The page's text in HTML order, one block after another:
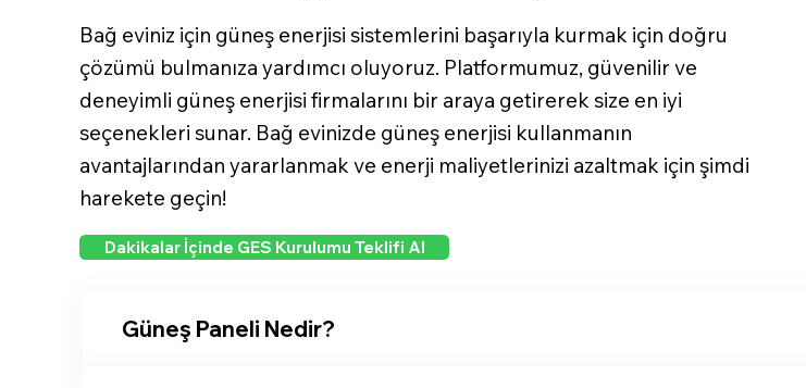
Bağ eviniz için güneş enerjisi sistemlerini başarıyla kurmak için doğru
çözümü bulmanıza yardımcı oluyoruz. Platformumuz, güvenilir ve
deneyimli güneş enerjisi firmalarını bir araya getirerek size en iyi
seçenekleri sunar. Bağ evinizde güneş enerjisi kullanmanın
avantajlarından yararlanmak ve enerji maliyetlerinizi azaltmak için şimdi
harekete geçin!
Dakikalar İçinde GES Kurulumu Teklifi Al
Güneş Paneli Nedir?